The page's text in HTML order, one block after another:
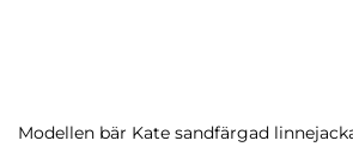
Modellen bär Kate sandfärgad